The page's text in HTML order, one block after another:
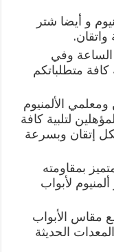
و أيضا شتر
الساعة وفي
كافة متطلباتكم
الألمنيوم
لتلبية كافة
إتقان وبسرعة
بمقاومته
لأبواب
مقاس الأبواب